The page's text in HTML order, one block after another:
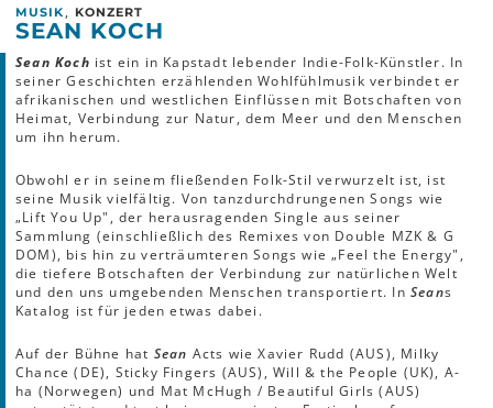
MUSIK , KONZERT
SEAN KOCH
Sean Koch ist ein in Kapstadt lebender Indie-Folk-Künstler. In
seiner Geschichten erzählenden Wohlfühlmusik verbindet er
afrikanischen und westlichen Einflüssen mit Botschaften von
Heimat, Verbindung zur Natur, dem Meer und den Menschen
um ihn herum.
Obwohl er in seinem fließenden Folk-Stil verwurzelt ist, ist
seine Musik vielfältig. Von tanzdurchdrungenen Songs wie
„Lift You Up", der herausragenden Single aus seiner
Sammlung (einschließlich des Remixes von Double MZK & G
DOM), bis hin zu verträumteren Songs wie „Feel the Energy",
die tiefere Botschaften der Verbindung zur natürlichen Welt
und den uns umgebenden Menschen transportiert. InSeans
Katalog ist für jeden etwas dabei.
Auf der Bühne hat Sean Acts wie Xavier Rudd (AUS), Milky
Chance (DE), Sticky Fingers (AUS), Will & the People (UK), A-
ha (Norwegen) und Mat McHugh / Beautiful Girls (AUS)